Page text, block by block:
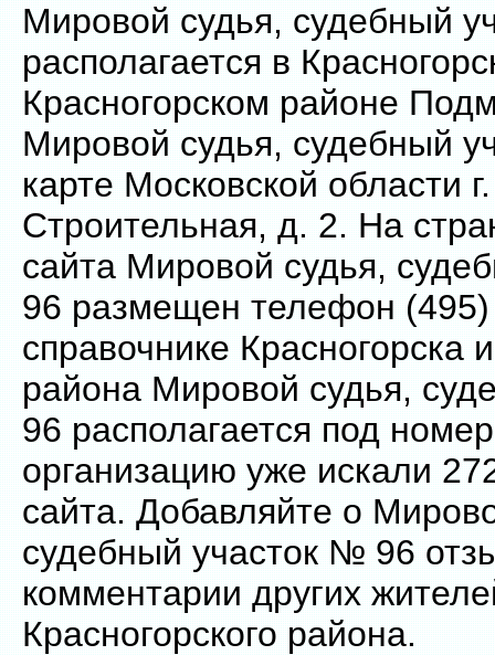
Мировой судья, судебный
располагается в
Красногорском районе
Мировой судья, судебный
карте Московской области
Строительная, д. 2. На
сайта Мировой судья,
96 размещен телефон
справочнике Красногорска
района Мировой судья,
96 располагается под
организацию уже искали
сайта. Добавляйте о
судебный участок № 96
комментарии других
Красногорского района.